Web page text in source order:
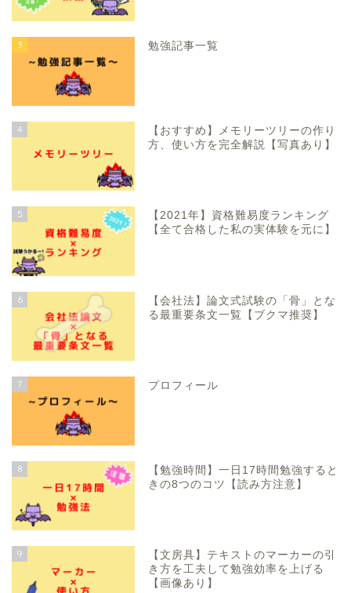
3 勉強記事一覧
4
【おすすめ】メモリーツリーの作り
方、使い方を完全解説【写真あり】
5
【2021年】資格難易度ランキング
【全て合格した私の実体験を元に】
6
【会社法】論文式試験の「骨」とな
る最重要条文一覧【ブクマ推奨】
7 プロフィール
8
【勉強時間】一日17時間勉強すると
きの8つのコツ【読み方注意】
9
【文房具】テキストのマーカーの引
き方を工夫して勉強効率を上げる
【画像あり】